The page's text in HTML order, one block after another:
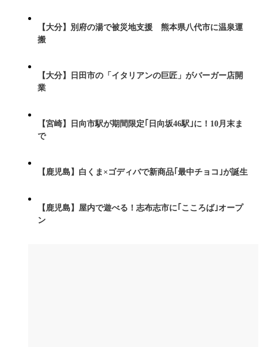
【大分】別府の湯で被災地支援 熊本県八代市に温泉運
搬
【大分】日田市の「イタリアンの巨匠」がバーガー店開
業
【宮崎】日向市駅が期間限定｢日向坂46駅｣に！10月末ま
で
【鹿児島】白くま×ゴディバで新商品｢最中チョコ｣が誕生
【鹿児島】屋内で遊べる！志布志市に｢こころば｣オープ
ン